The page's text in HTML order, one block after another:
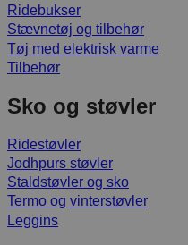
Ridebukser
Stævnetøj og tilbehør
Tøj med elektrisk varme
Tilbehør
Sko og støvler
Ridestøvler
Jodhpurs støvler
Staldstøvler og sko
Termo og vinterstøvler
Leggins